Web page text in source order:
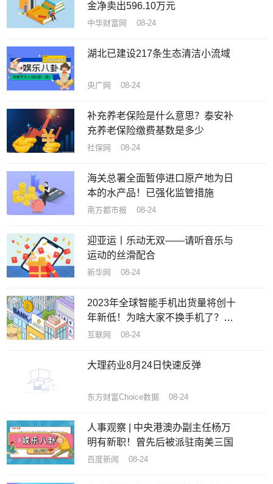
金净卖出596.10万元
中华财富网 08-24
湖北已建设217条生态清洁小流域
央广网 08-24
补充养老保险是什么意思？泰安补
充养老保险缴费基数是多少
社保网 08-24
海关总署全面暂停进口原产地为日
本的水产品！已强化监管措施
南方都市报 08-24
迎亚运丨乐动无双——请听音乐与
运动的丝滑配合
新华网 08-24
2023年全球智能手机出货量将创十
年新低！为啥大家不换手机了？机
构揭秘原因
互联网 08-24
大理药业8月24日快速反弹
东方财富Choice数据 08-24
人事观察 | 中央港澳办副主任杨万
明有新职！曾先后被派驻南美三国
百度新闻 08-24